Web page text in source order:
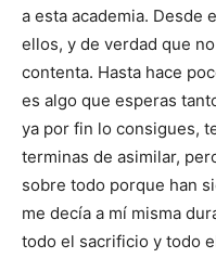
a esta academia. Desde
ellos, y de verdad que
contenta. Hasta hace
es algo que esperas
ya por fin lo consigues,
terminas de asimilar,
sobre todo porque han
me decía a mí misma
todo el sacrificio y todo